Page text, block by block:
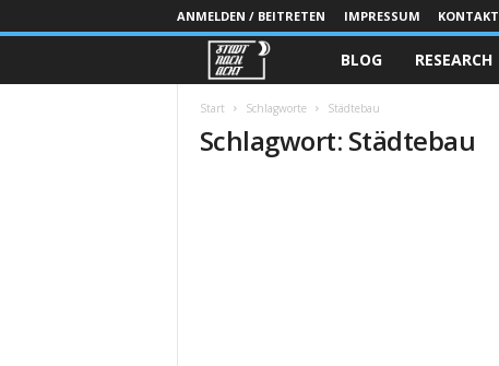
ANMELDEN / BEITRETEN IMPRESSUM KONTAKT
T
A
BLOG RESEARCH
Start Schlagworte Städtebau
Schlagwort: Städtebau